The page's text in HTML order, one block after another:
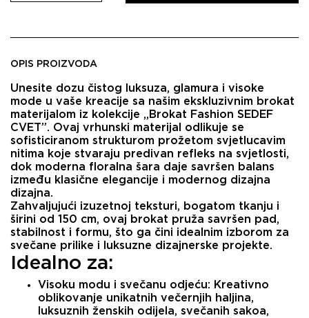
OPIS PROIZVODA
Unesite dozu čistog luksuza, glamura i visoke
mode u vaše kreacije sa našim ekskluzivnim brokat
materijalom iz kolekcije „Brokat Fashion SEDEF
CVET”. Ovaj vrhunski materijal odlikuje se
sofisticiranom strukturom prožetom svjetlucavim
nitima koje stvaraju predivan refleks na svjetlosti,
dok moderna floralna šara daje savršen balans
između klasične elegancije i modernog dizajna
dizajna.
Zahvaljujući izuzetnoj teksturi, bogatom tkanju i
širini od 150 cm, ovaj brokat pruža savršen pad,
stabilnost i formu, što ga čini idealnim izborom za
svečane prilike i luksuzne dizajnerske projekte.
Idealno za:
Visoku modu i svečanu odjeću: Kreativno
oblikovanje unikatnih večernjih haljina,
luksuznih ženskih odijela, svečanih sakoa,